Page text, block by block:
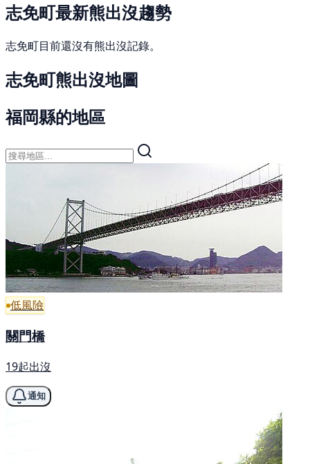
志免町最新熊出沒趨勢
志免町目前還沒有熊出沒記錄。
志免町熊出沒地圖
福岡縣的地區
低風險
關門橋
19起出沒
通知